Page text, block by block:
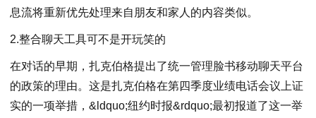
息流将重新优先处理来自朋友和家人的内容类似。
2.整合聊天工具可不是开玩笑的
在对话的早期，扎克伯格提出了统一管理脸书移动聊天平台
的政策的理由。这是扎克伯格在第四季度业绩电话会议上证
实的一项举措，&ldquo;纽约时报&rdquo;最初报道了这一举